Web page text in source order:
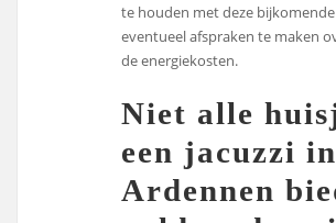
te houden met deze
eventueel afspraken te maken
de energiekosten.
Niet alle
een jacuzzi
Ardennen